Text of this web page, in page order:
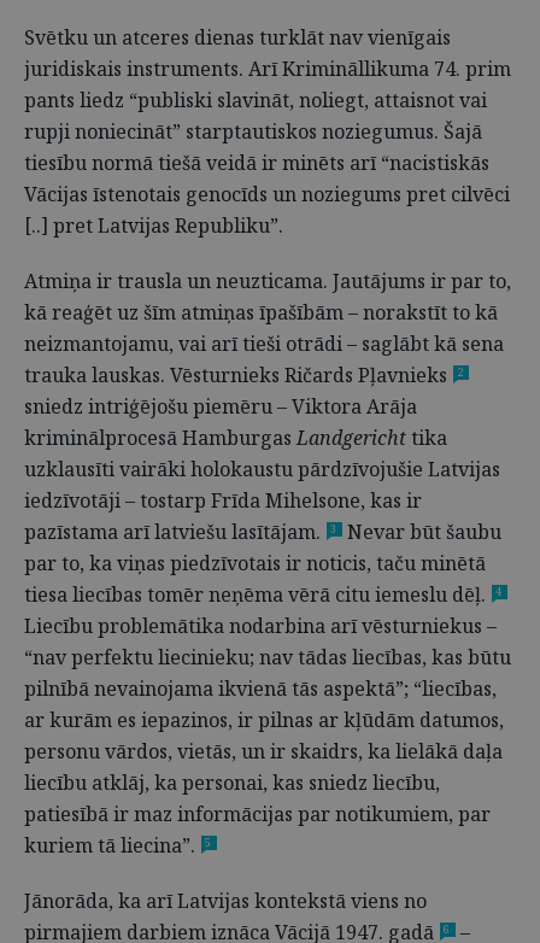
Svētku un atceres dienas turklāt nav vienīgais
juridiskais instruments. Arī Krimināllikuma 74. prim
pants liedz “publiski slavināt, noliegt, attaisnot vai
rupji noniecināt” starptautiskos noziegumus. Šajā
tiesību normā tiešā veidā ir minēts arī “nacistiskās
Vācijas īstenotais genocīds un noziegums pret cilvēci
[..] pret Latvijas Republiku”.
Atmiņa ir trausla un neuzticama. Jautājums ir par to,
kā reaģēt uz šīm atmiņas īpašībām – norakstīt to kā
neizmantojamu, vai arī tieši otrādi – saglābt kā sena
trauka lauskas. Vēsturnieks Ričards Pļavnieks
2
sniedz intriģējošu piemēru – Viktora Arāja
kriminālprocesā HamburgasLandgericht tika
uzklausīti vairāki holokaustu pārdzīvojušie Latvijas
iedzīvotāji – tostarp Frīda Mihelsone, kas ir
pazīstama arī latviešu lasītājam.
3
Nevar būt šaubu
par to, ka viņas piedzīvotais ir noticis, taču minētā
tiesa liecības tomēr neņēma vērā citu iemeslu dēļ.
4
Liecību problemātika nodarbina arī vēsturniekus –
“nav perfektu liecinieku; nav tādas liecības, kas būtu
pilnībā nevainojama ikvienā tās aspektā”; “liecības,
ar kurām es iepazinos, ir pilnas ar kļūdām datumos,
personu vārdos, vietās, un ir skaidrs, ka lielākā daļa
liecību atklāj, ka personai, kas sniedz liecību,
patiesībā ir maz informācijas par notikumiem, par
kuriem tā liecina”.
5
Jānorāda, ka arī Latvijas kontekstā viens no
pirmajiem darbiem iznāca Vācijā 1947. gadā
6 –